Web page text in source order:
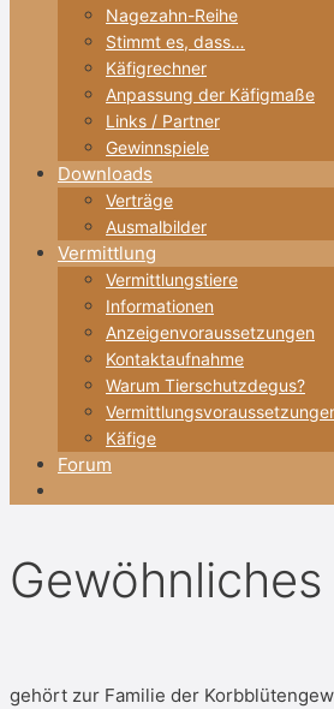
Nagezahn-Reihe
Stimmt es, dass…
Käfigrechner
Anpassung der Käfigmaße
Links / Partner
Gewinnspiele
Downloads
Verträge
Ausmalbilder
Vermittlung
Vermittlungstiere
Informationen
Anzeigenvoraussetzungen
Kontaktaufnahme
Warum Tierschutzdegus?
Käfige
Forum
gehört zur Familie der